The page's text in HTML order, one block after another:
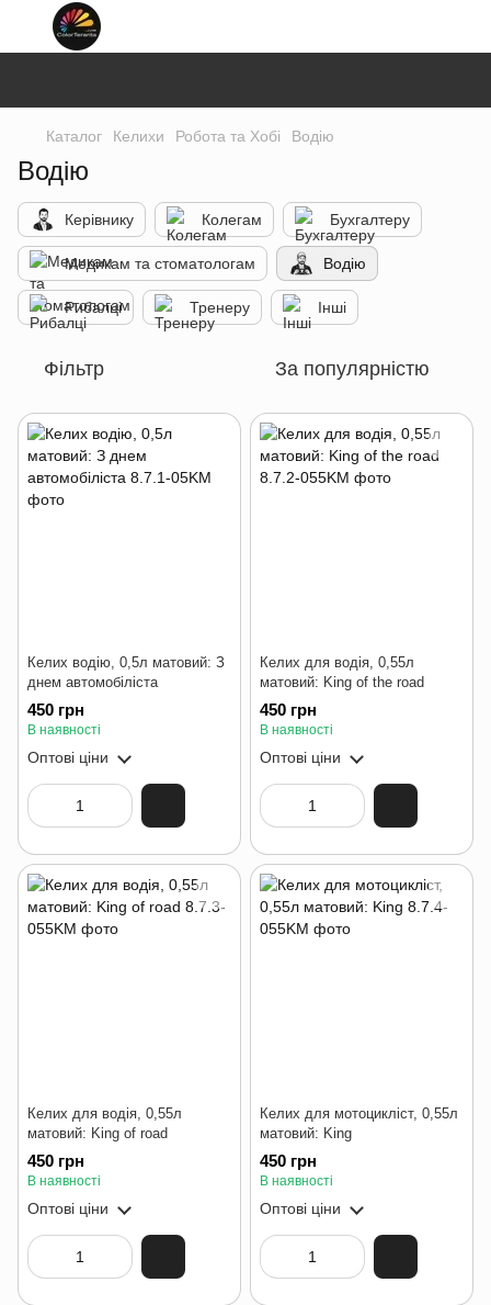
Каталог Келихи Робота та Хобі Водію
Водію
Керівнику Колегам Бухгалтеру
Медикам та стоматологам Водію
Рибалці Тренеру Інші
Фільтр За популярністю
Келих водію, 0,5л матовий: З
днем автомобіліста
450 грн
В наявності
Оптові ціни
Келих для водія, 0,55л
матовий: King of the road
450 грн
В наявності
Оптові ціни
Келих для водія, 0,55л
матовий: King of road
450 грн
В наявності
Оптові ціни
Келих для мотоцикліст, 0,55л
матовий: King
450 грн
В наявності
Оптові ціни